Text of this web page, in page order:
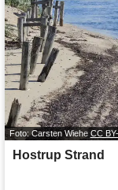
Foto: Carsten WieheCC
Hostrup Strand